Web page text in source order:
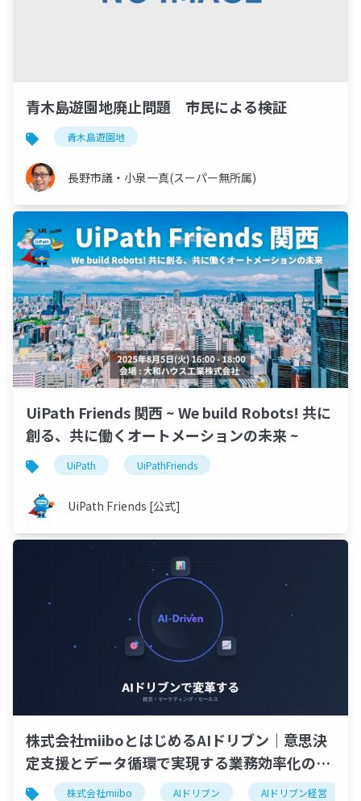
青木島遊園地廃止問題 市民による検証
青木島遊園地
長野市議・小泉一真(スーパー無所属)
UiPath Friends 関西 ~ We build Robots! 共に
創る、共に働くオートメーションの未来 ~
UiPath UiPathFriends
UiPath Friends [公式]
株式会社miiboとはじめるAIドリブン｜意思決
定支援とデータ循環で実現する業務効率化の全
て
株式会社miibo AIドリブン AIドリブン経営